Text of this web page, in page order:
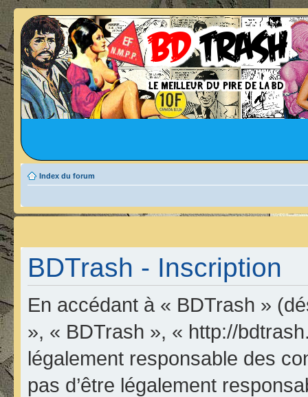
Index du forum
BDTrash - Inscription
En accédant à « BDTrash »
», « BDTrash », « http://
légalement responsable des
pas d’être légalement